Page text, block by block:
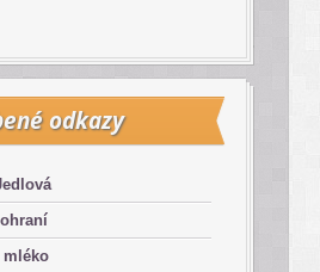
odkazy